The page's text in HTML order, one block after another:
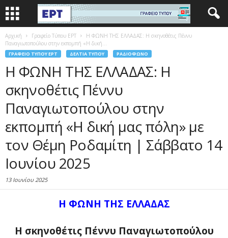
Αρχική Γραφείο Τύπου ΕΡΤ
Η ΦΩΝΗ ΤΗΣ ΕΛΛΑΔΑΣ: Η σκηνοθέτις Πέννυ
Παναγιωτοπούλου στην εκπομπή «Η δική...
ΓΡΑΦΕΊΟ ΤΎΠΟΥ ΕΡΤ ΔΕΛΤΊΑ ΤΎΠΟΥ ΡΑΔΙΌΦΩΝΟ
Η ΦΩΝΗ ΤΗΣ ΕΛΛΑΔΑΣ: Η
σκηνοθέτις Πέννυ
Παναγιωτοπούλου στην
εκπομπή «Η δική μας πόλη» με
τον Θέμη Ροδαμίτη | Σάββατο 14
Ιουνίου 2025
13 Ιουνίου 2025
Η ΦΩΝΗ ΤΗΣ ΕΛΛΑΔΑΣ
Η σκηνοθέτις Πέννυ Παναγιωτοπούλου